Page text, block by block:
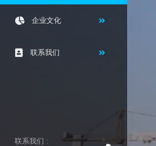
企业文化
联系我们
联系我们 :